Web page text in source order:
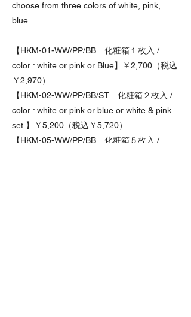
choose from three colors of white, pink,
blue.
【HKM-01-WW/PP/BB 化粧箱１枚入 /
color : white or pink or Blue】￥2,700（税込
￥2,970）
【HKM-02-WW/PP/BB/ST 化粧箱２枚入 /
color : white or pink or blue or white & pink
set 】￥5,200（税込￥5,720）
【HKM-05-WW/PP/BB 化粧箱５枚入 /